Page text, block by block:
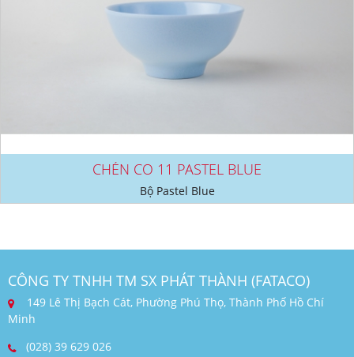
CHÉN CO 11 PASTEL BLUE
Bộ Pastel Blue
CÔNG TY TNHH TM SX PHÁT THÀNH (FATACO)
149 Lê Thị Bạch Cát, Phường Phú Thọ, Thành Phố Hồ Chí
Minh
(028) 39 629 026